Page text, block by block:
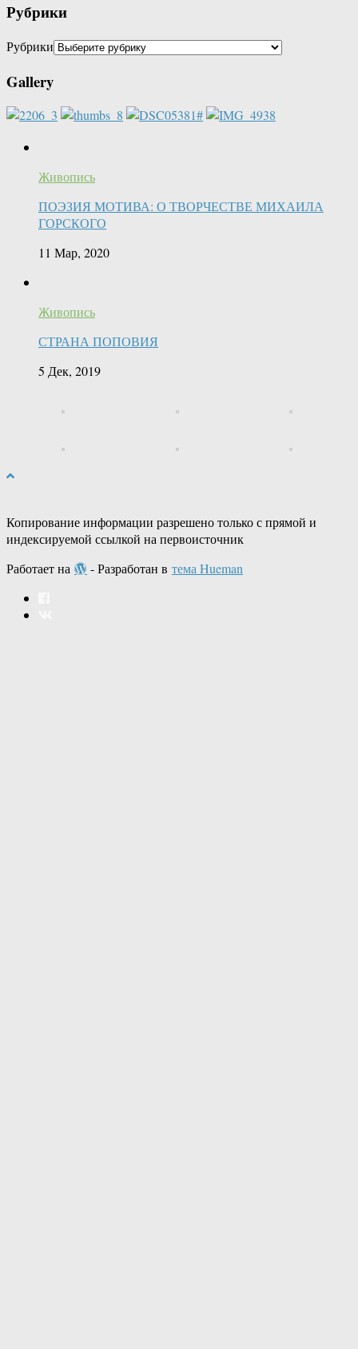
Рубрики
Рубрики
Gallery
Живопись
ПОЭЗИЯ МОТИВА: О ТВОРЧЕСТВЕ МИХАИЛА
ГОРСКОГО
11 Мар, 2020
Живопись
СТРАНА ПОПОВИЯ
5 Дек, 2019
Копирование информации разрешено только с прямой и
индексируемой ссылкой на первоисточник
Работает на
- Разработан в тема Hueman